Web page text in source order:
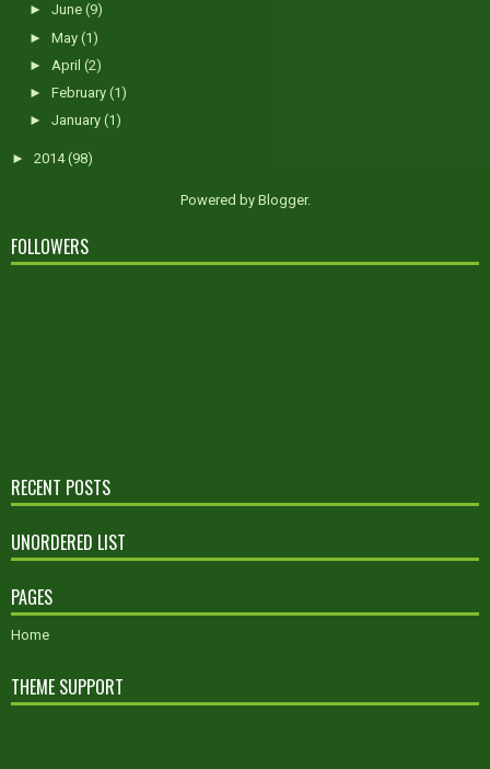
► June (9)
► May (1)
► April (2)
► February (1)
► January (1)
► 2014(98)
Powered by Blogger.
FOLLOWERS
RECENT POSTS
UNORDERED LIST
PAGES
Home
THEME SUPPORT